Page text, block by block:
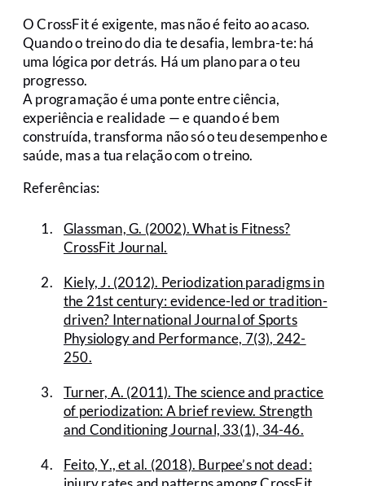
O CrossFit é exigente, mas não é feito ao acaso.
Quando o treino do dia te desafia, lembra-te: há
uma lógica por detrás. Há um plano para o teu
progresso.
A programação é uma ponte entre ciência,
experiência e realidade — e quando é bem
construída, transforma não só o teu desempenho e
saúde, mas a tua relação com o treino.
Referências:
Glassman, G. (2002). What is Fitness?
CrossFit Journal.
Kiely, J. (2012). Periodization paradigms in
the 21st century: evidence-led or tradition-
driven? International Journal of Sports
Physiology and Performance, 7(3), 242-
250.
Turner, A. (2011). The science and practice
of periodization: A brief review. Strength
and Conditioning Journal, 33(1), 34-46.
Feito, Y., et al. (2018). Burpee’s not dead: